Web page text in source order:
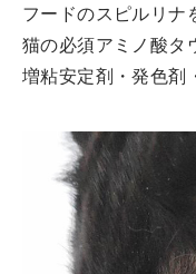
フードのスピルリナ
猫の必須アミノ酸タ
増粘安定剤・発色剤